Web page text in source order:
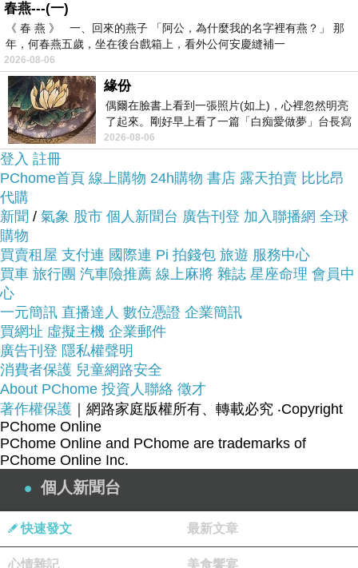
找了很多【築夢小舖】清光雲樣天絲兩用被床包組
(加大)評論跟比價的結果，還有哪裡買最便宜划算，
發現它真的很不錯!!
而且在網路上購買，品質有保障又有七天鑑
賞期，不滿意可以退貨也不用擔心買
貴!
服務這麼優，當然在網路購物最好啦~~ 一定要來看
看【築夢小舖】清光雲樣天絲兩用被床包組(加
大)~~
商品網址:
品號：3849747
★防縮防褪色不起毛球
★清洗簡單、收納方便
春燕---(一)
《 春 燕 》 一、回來的燕子 「阿公，為什麼我的名字裡有燕？」 那
年，何春燕五歲，坐在後台戲箱上，看外公何安慶縫補一
2026-08-06
緣份
偶爾在臉書上看到一張照片(如上)，心裡忽然明亮
了起來。剛好早上看了一篇「白痴愛做夢」台長寫
的貼文，在回顧年輕時瘋狂愛上
2026-08-06
登入 註冊
PChome首頁 線上購物 24h購物 書店 露天拍賣 比比昂
代購
新聞 / 氣象 股市 個人新聞台 廣告刊登 加入聯播網 全球
購物
買賣租屋 支付連 國際連 Pi 拍錢包 旅遊 服務中心
買車 旅行團 汽車險推薦 線上麻將 雜誌 星座命理 會員中
心
一元簡訊 直播達人 數位憑證 企業簡訊
買網址 虛擬主機 企業郵件
廣告刊登 隱私權聲明
消費者保護 兒童網路安全
About PChome 投資人聯絡 徵才
著作權保護 ｜網路家庭版權所有、轉載必究 ‧Copyright
PChome Online
PChome Online and PChome are trademarks of
PChome Online Inc.
個人新聞台
快速發文 最新文章
心情雜記 美食饗宴